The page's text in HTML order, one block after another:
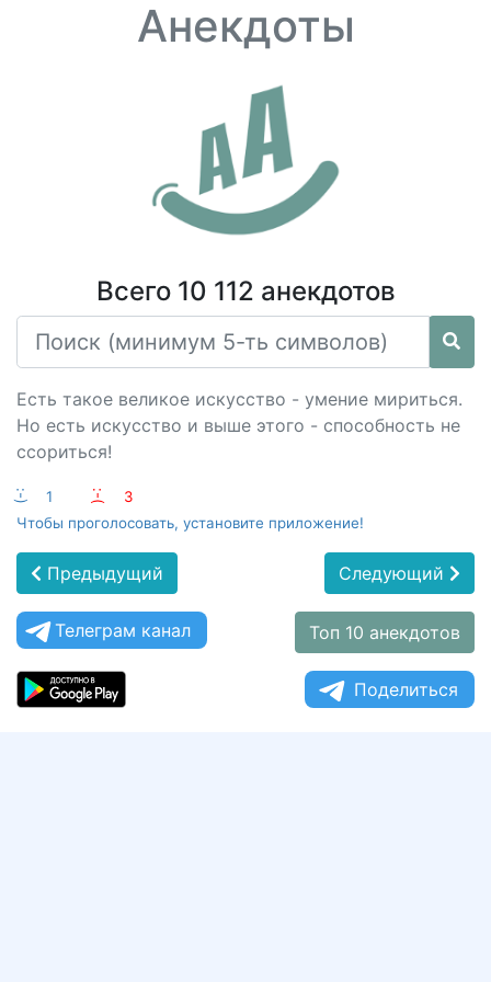
Анекдоты
Всего 10 112 анекдотов
Есть такое великое искусство - умение мириться.
Но есть искусство и выше этого - способность не
ссориться!
:-) 1 :-(
3
Чтобы проголосовать, установите приложение!
Предыдущий Следующий
Телеграм канал Топ 10 анекдотов
Поделиться